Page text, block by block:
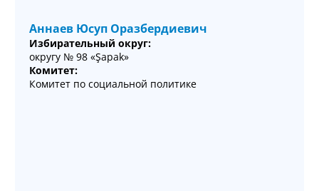
Аннаев Юсуп Оразбердиевич
Избирательный округ:
округу № 98 «Şapak»
Комитет:
Комитет по социальной политике